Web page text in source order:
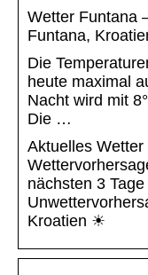
Wetter Funtana
Funtana,
Die
heute maximal
Nacht wird mit
Die …
Aktuelles
nächsten 3
Kroatien ☀